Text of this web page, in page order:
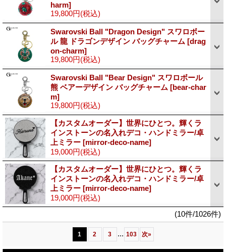
harm]
19,800円(税込)
Swarovski Ball "Dragon Design" スワロボー
ル 龍 ドラゴンデザイン バッグチャーム [drag
on-charm]
19,800円(税込)
Swarovski Ball "Bear Design" スワロボール
熊 ベアーデザイン バッグチャーム [bear-char
m]
19,800円(税込)
【カスタムオーダー】世界にひとつ。輝くラ
インストーンの名入れデコ・ハンドミラー/卓
上ミラー [mirror-deco-name]
19,000円(税込)
【カスタムオーダー】世界にひとつ。輝くラ
インストーンの名入れデコ・ハンドミラー/卓
上ミラー [mirror-deco-name]
19,000円(税込)
(10件/1026件)
1 2 3 ... 103 次»